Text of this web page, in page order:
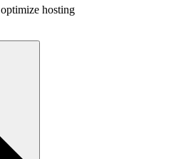
hosting